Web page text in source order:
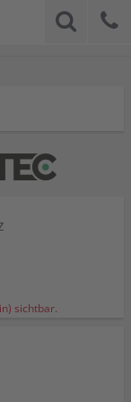
sichtbar.